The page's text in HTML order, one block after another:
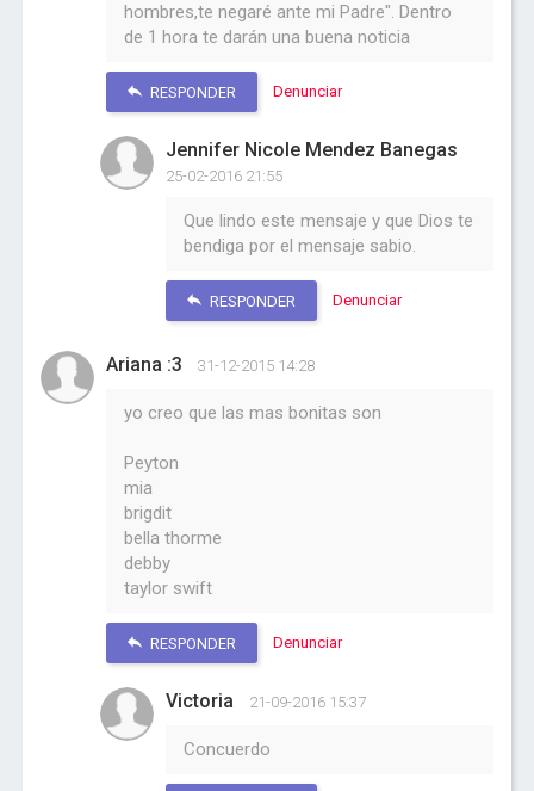
hombres,te negaré ante mi Padre". Dentro
de 1 hora te darán una buena noticia
RESPONDER Denunciar
Jennifer Nicole Mendez Banegas
25-02-2016 21:55
Que lindo este mensaje y que Dios te
bendiga por el mensaje sabio.
RESPONDER Denunciar
Ariana :3 31-12-2015 14:28
yo creo que las mas bonitas son
Peyton
mia
brigdit
bella thorme
debby
taylor swift
RESPONDER Denunciar
Victoria 21-09-2016 15:37
Concuerdo